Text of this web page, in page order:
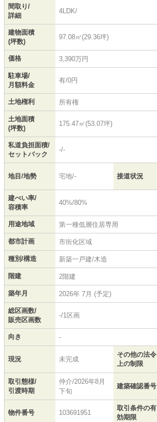
間取り/
詳細
4LDK/
建物面積
(坪数)
97.08㎡(29.36坪)
価格 3,390万円
駐車場/
月額料金
有/0円
土地権利 所有権
土地面積
(坪数)
175.47㎡(53.07坪)
私道負担面積/
セットバック
-/-
地目/地勢 宅地/- 接道状況
建ぺい率/
容積率
40%/80%
用途地域 第一種低層住居専用
都市計画 市街化区域
種別/構造 新築一戸建/木造
階建 2階建
築年月 2026年 7月 (予定)
総区画数/
販売区画数
-/1区画
向き -
現況 未完成
その他の法令
上の制限
取引態様/
引渡時期
仲介/2026年8月
下旬
建築確認番号
物件番号 103691951
取引条件の有
効期限